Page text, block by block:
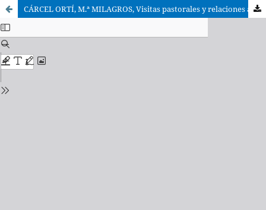
CÁRCEL ORTÍ, M.ª MILAGROS, Visitas pastorales y relaciones ad Limina. Fuentes para la geografía eclesiástica